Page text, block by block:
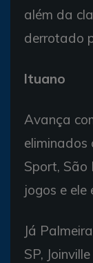
além da
derrotado
Ituano
Avança
eliminados
Sport, São
jogos e ele
Já
SP,